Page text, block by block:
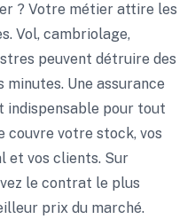
? Votre métier attire les
Vol, cambriolage,
peuvent détruire des
minutes. Une assurance
indispensable pour tout
couvre votre stock, vos
et vos clients. Sur
le contrat le plus
prix du marché.